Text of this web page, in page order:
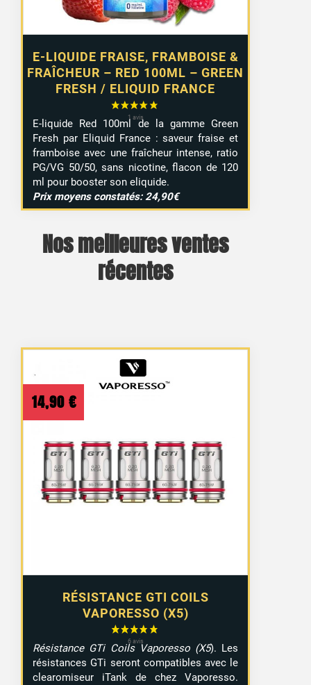
E-LIQUIDE FRAISE, FRAMBOISE &
FRAÎCHEUR – RED 100ML – GREEN
FRESH / ELIQUID FRANCE
E-liquide Red 100ml de la gamme Green
Fresh par Eliquid France : saveur fraise et
framboise avec une fraîcheur intense, ratio
PG/VG 50/50, sans nicotine, flacon de 120
ml pour booster son eliquide.
Prix moyens constatés: 24,90€
Nos meilleures ventes
récentes
RÉSISTANCE GTI COILS
VAPORESSO (X5)
14,90 €
Résistance GTi Coils Vaporesso (X5). Les
résistances GTi seront compatibles avec le
clearomiseur iTank de chez Vaporesso.